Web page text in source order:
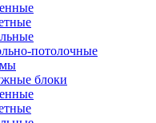
потолочные
блоки